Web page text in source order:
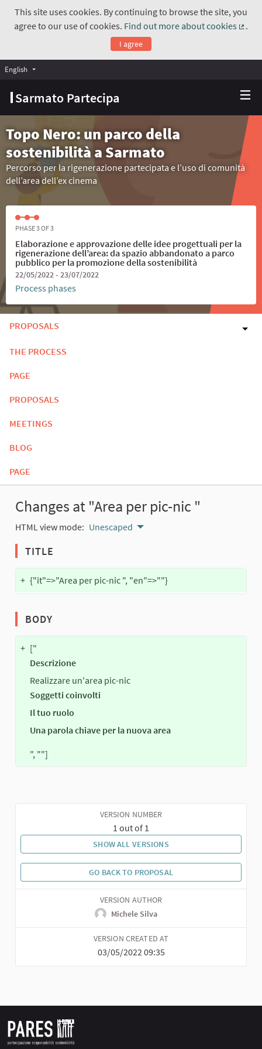
This site uses cookies. By continuing to browse the site, you
agree to our use of cookies. Find out more about cookies
.
I agree
Sarmato Partecipa
English Choose language
Topo Nero: un parco della
sostenibilità a Sarmato
Percorso per la rigenerazione partecipata e l’uso di comunità
dell’area dell’ex cinema
PHASE 3 OF 3
Elaborazione e approvazione delle idee progettuali per la
rigenerazione dell’area: da spazio abbandonato a parco
pubblico per la promozione della sostenibilità
22/05/2022 - 23/07/2022
Process phases
PROPOSALS
THE PROCESS
PAGE
PROPOSALS
MEETINGS
BLOG
PAGE
Changes at "Area per pic-nic "
HTML view mode: Unescaped
TITLE
+ {"it"=>"Area per pic-nic ", "en"=>""}
BODY
+ ["
Descrizione
Realizzare un'area pic-nic
Soggetti coinvolti
Il tuo ruolo
Una parola chiave per la nuova area
", ""]
VERSION NUMBER
1 out of 1
SHOW ALL VERSIONS
GO BACK TO PROPOSAL
VERSION AUTHOR
Michele Silva
VERSION CREATED AT
03/05/2022 09:35